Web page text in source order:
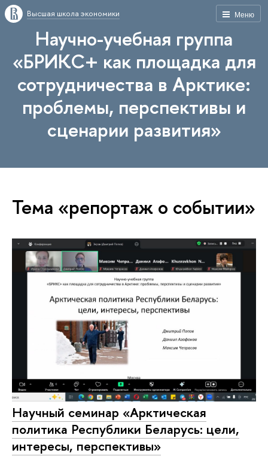
Меню
Высшая школа экономики
Научно-учебная группа
«БРИКС+ как площадка для
сотрудничества в Арктике:
проблемы, перспективы и
сценарии развития»
Тема «репортаж о событии»
Научный семинар «Арктическая
политика Республики Беларусь: цели,
интересы, перспективы»